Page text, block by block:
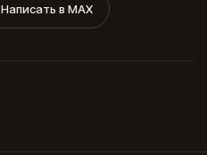
Написать в MAX